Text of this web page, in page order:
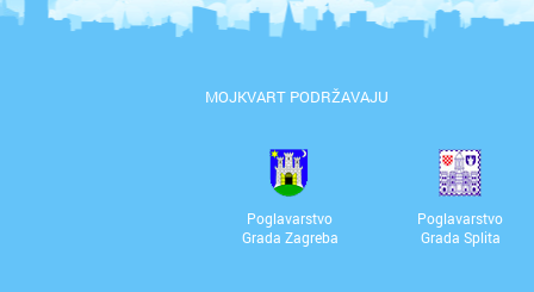
MOJKVART PODRŽAVAJU
Poglavarstvo
Grada Zagreba
Poglavarstvo
Grada Splita